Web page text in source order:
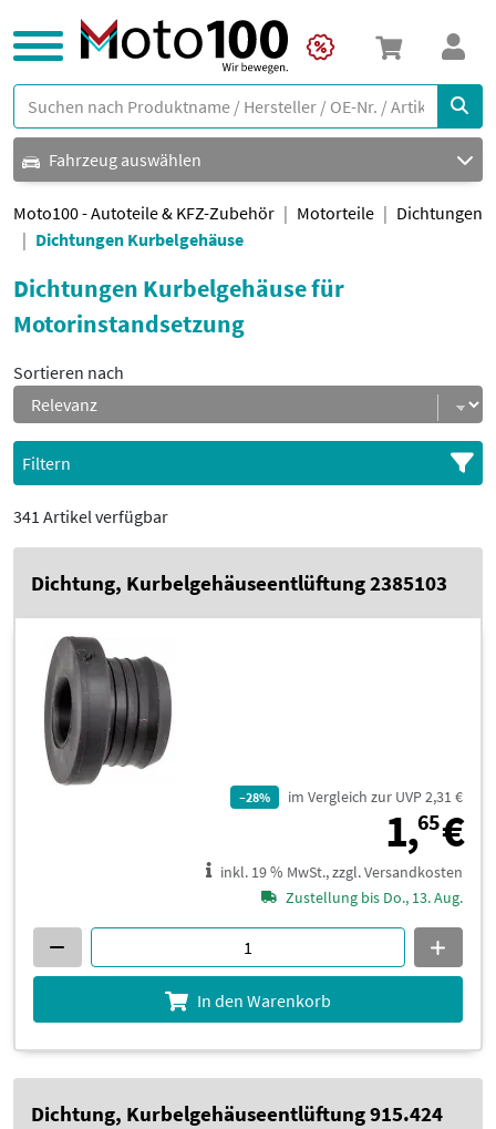
Fahrzeug auswählen
Moto100 - Autoteile & KFZ-Zubehör Motorteile
Dichtungen
Dichtungen Kurbelgehäuse
Dichtungen Kurbelgehäuse für
Motorinstandsetzung
Sortieren nach
Filtern
341 Artikel verfügbar
Dichtung, Kurbelgehäuseentlüftung 2385103
–28% im Vergleich zur UVP 2,31 €
1,65€
inkl. 19 % MwSt., zzgl. Versandkosten
Zustellung bis Do., 13. Aug.
In den Warenkorb
Dichtung, Kurbelgehäuseentlüftung 915.424